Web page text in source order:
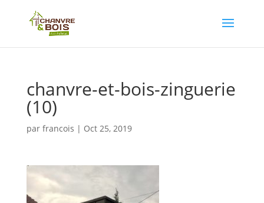
chanvre-et-bois-zinguerie
(10)
par francois | Oct 25, 2019